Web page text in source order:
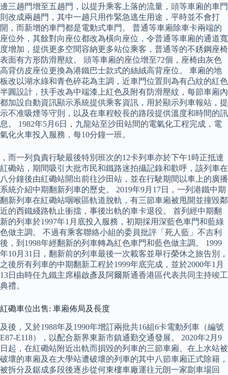
邊三趟門增至五趟門，以提升乘客上落的流量，頭等車廂的車門
則改成兩趟門，其中一趟只用作緊急逃生用途，平時並不會打
開，而新增的車門都是電動式車門。 普通等車廂除車卡兩端的
座位外，其餘對向座位都改為橫向座位，令普通等車廂的通道寬
度增加，提供更多空間容納更多站位乘客，普通等的不銹鋼座椅
表面有方形防滑壓紋。 頭等車廂的座位增至72個，座椅由灰色
高背仿皮座位更換為港鐵巴士款式的絲絨高背座位。 車廂的地
板改以湖水綠和青色碎花為主調，近車門位置則為有凸紋的紅色
半圓設計，扶手改為中端漆上紅色及附有防滑壓紋，每節車廂內
都加設自動資訊顯示系統提供乘客資訊，用於顯示列車報站，提
示不准吸煙等守則，以及在車程較長的路段提供溫度和時間的訊
息。 1982年5月6日，九龍站至沙田站間的電氣化工程完成，電
氣化火車投入服務，每10分鐘一班。
，而一列負責行駛最後特別班次的12卡列車亦於下午1時正抵達
紅磡站，期間吸引大批市民和鐵路迷拍攝記錄和歡呼，該列車在
八分鐘後由紅磡站開出前往沙田站，並在行駛期間以車上的廣播
系統介紹中期翻新列車的歷史。 2019年9月17日，一列港鐵中期
翻新列車在紅磡站咽喉區軌道脫軌，有三節車廂被甩開並撞毀鄰
近的西鐵綫路軌止衝擋，事後出軌的車卡退役。 首列經中期翻
新的列車於1997年1月底投入服務，初期採用深藍色車門和藍綠
色做主調。 不過有乘客聯絡小組的委員批評「死人藍」不吉利
後，到1998年經翻新的列車轉為紅色車門和藍色做主調。 1999
年10月31日，翻新前的列車最後一次載客並舉行榮休之旅告別，
之後所有列車的中期翻新工程於1999年底完成，並於2000年1月
13日由時任九鐵主席楊啟彥及阿爾斯通香港區代表共同主持竣工
典禮。
紅磡車位出售: 車廂佈局及長度
及後，又於1988年及1990年增訂兩批共16組6卡電動列車（編號
E87-E118），以配合新界東新市鎮通勤交通發展。 2020年2月9
日起，在紅磡站附近出軌而損毀的列車的三節車廂、在上水站被
破壞的車廂及在大學站遭破壞的列車的其中八節車廂正式除籍，
被拆分及鋸成多段後逐步從何東樓車廠運往元朗一家劏車場回